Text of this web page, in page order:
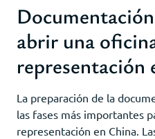
abrir una
representación
La preparación de la
las fases más importantes
representación en China.